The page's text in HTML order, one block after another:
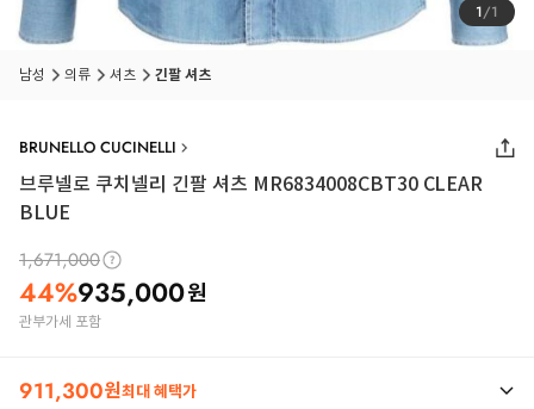
1/1
남성 의류 셔츠 긴팔 셔츠
BRUNELLO CUCINELLI
브루넬로 쿠치넬리 긴팔 셔츠 MR6834008CBT30 CLEAR
BLUE
1,671,000
44%935,000원
관부가세 포함
911,300원최대 혜택가